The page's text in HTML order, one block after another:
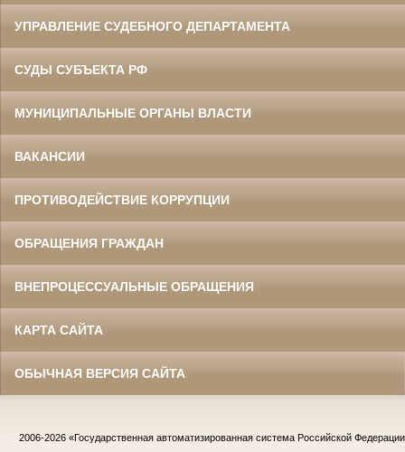
УПРАВЛЕНИЕ СУДЕБНОГО ДЕПАРТАМЕНТА
СУДЫ СУБЪЕКТА РФ
МУНИЦИПАЛЬНЫЕ ОРГАНЫ ВЛАСТИ
ВАКАНСИИ
ПРОТИВОДЕЙСТВИЕ КОРРУПЦИИ
ОБРАЩЕНИЯ ГРАЖДАН
ВНЕПРОЦЕССУАЛЬНЫЕ ОБРАЩЕНИЯ
КАРТА САЙТА
ОБЫЧНАЯ ВЕРСИЯ САЙТА
2006-2026 «Государственная автоматизированная система Российской